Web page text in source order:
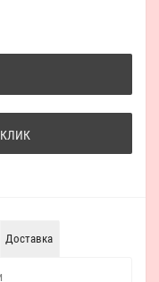
Доставка